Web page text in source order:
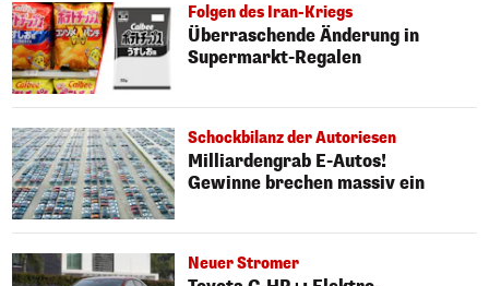
Folgen des Iran-Kriegs
Überraschende Änderung in
Supermarkt-Regalen
Schockbilanz der Autoriesen
Milliardengrab E-Autos!
Gewinne brechen massiv ein
Neuer Stromer